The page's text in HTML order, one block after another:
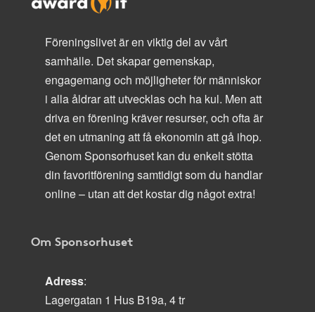
Föreningslivet är en viktig del av vårt
samhälle. Det skapar gemenskap,
engagemang och möjligheter för människor
i alla åldrar att utvecklas och ha kul. Men att
driva en förening kräver resurser, och ofta är
det en utmaning att få ekonomin att gå ihop.
Genom Sponsorhuset kan du enkelt stötta
din favoritförening samtidigt som du handlar
online – utan att det kostar dig något extra!
Om Sponsorhuset
Adress:
Lagergatan 1 Hus B19a, 4 tr